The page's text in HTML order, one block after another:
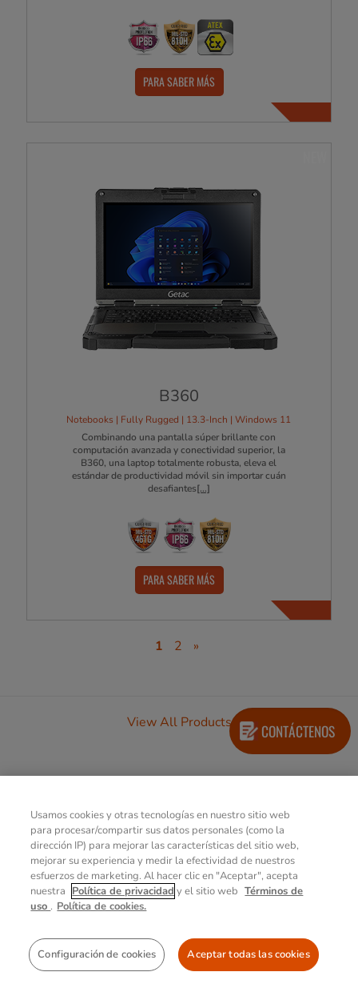
PARA SABER MÁS
B360
Notebooks | Fully Rugged | 13.3-Inch | Windows 11
Combinando una pantalla súper brillante con
computación avanzada y conectividad superior, la
B360, una laptop totalmente robusta, eleva el
estándar de productividad móvil sin importar cuán
desafiantes[...]
PARA SABER MÁS
1 2 »
View All Products CONTÁCTENOS
Usamos cookies y otras tecnologías en nuestro sitio web
para procesar/compartir sus datos personales (como la
dirección IP) para mejorar las características del sitio web,
mejorar su experiencia y medir la efectividad de nuestros
esfuerzos de marketing. Al hacer clic en "Aceptar", acepta
nuestra Política de privacidad y el sitio web Términos de
uso . Política de cookies.
Configuración de cookies Aceptar todas las cookies